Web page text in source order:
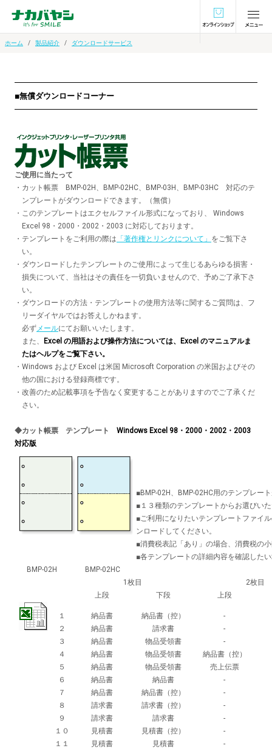
オンラインショ
ホーム 製品紹介 ダウンロードサービス
■無償ダウンロードコーナー
ご使用に当たって
・ カット帳票 BMP-02H、BMP-02HC、BMP-03H、BMP-03HC 対応のテ
ンプレートがダウンロードできます。（無償）
・ このテンプレートはエクセルファイル形式になっており、 Windows
Excel 98・2000・2002・2003 に対応しております。
・ テンプレートをご利用の際は 「著作権とリンクについて」 をご覧下さ
い。
・ ダウンロードしたテンプレートのご使用によって生じるあらゆる損害・
損失について、当社はその責任を一切負いませんので、予めご了承下さ
い。
・ ダウンロードの方法・テンプレートの使用方法等に関するご質問は、フ
リーダイヤルではお答えしかねます。
必ずメールにてお願いいたします。
また、
Excel の用語および操作方法については、Excel のマニュアルま
たはヘルプをご覧下さい。
・ Windows および Excel は米国 Microsoft Corporation の米国およびその
他の国における登録商標です。
・ 改善のため記載事項を予告なく変更することがありますのでご了承くだ
さい。
◆カット帳票 テンプレート
Windows Excel 98・2000・2002・2003
対応版
■BMP-02H、BMP-02HC用のテンプレー
■１３種類のテンプレートからお選びい
■ご利用になりたいテンプレートファイ
ンロードしてください。
■消費税表記「あり」の場合、消費税の
■各テンプレートの詳細内容を確認した
BMP-02H
BMP-02HC
1枚目
2枚目
上段
下段 上段
１ 納品書 納品書（控）
-
２
納品書 請求書
-
３
納品書 物品受領書
-
４
納品書 物品受領書
納品書（控）
５
納品書 物品受領書
売上伝票
６
納品書 納品書
-
７
納品書 納品書（控）
-
８
請求書 請求書（控）
-
９
請求書 請求書
-
１０
見積書 見積書（控）
-
１１
見積書 見積書
-